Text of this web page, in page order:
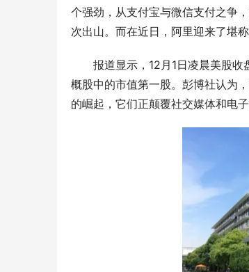
个强劲，从支付宝与微信支付之争
次出山。而在近日，阿里迎来了堪
报道显示，12月1日凌晨美股收
概股中的市值第一股。彭博社认为
的崛起，它们正颠覆社交媒体和电子